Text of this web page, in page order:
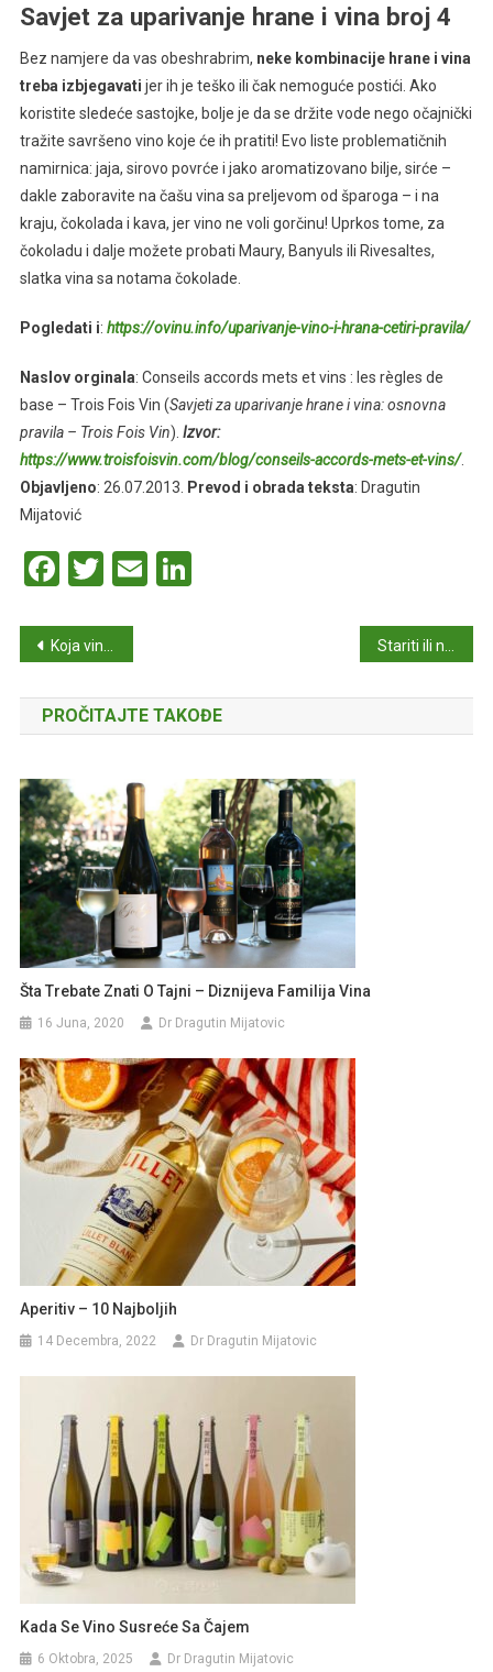
Savjet za uparivanje hrane i vina broj 4
Bez namjere da vas obeshrabrim, neke kombinacije hrane i vina
treba izbjegavati jer ih je teško ili čak nemoguće postići. Ako
koristite sledeće sastojke, bolje je da se držite vode nego očajnički
tražite savršeno vino koje će ih pratiti! Evo liste problematičnih
namirnica: jaja, sirovo povrće i jako aromatizovano bilje, sirće –
dakle zaboravite na čašu vina sa preljevom od šparoga – i na
kraju, čokolada i kava, jer vino ne voli gorčinu! Uprkos tome, za
čokoladu i dalje možete probati Maury, Banyuls ili Rivesaltes,
slatka vina sa notama čokolade.
Pogledati i: https://ovinu.info/uparivanje-vino-i-hrana-cetiri-pravila/
Naslov orginala: Conseils accords mets et vins : les règles de
base – Trois Fois Vin (Savjeti za uparivanje hrane i vina: osnovna
pravila – Trois Fois Vin). Izvor:
https://www.troisfoisvin.com/blog/conseils-accords-mets-et-vins/.
Objavljeno: 26.07.2013. Prevod i obrada teksta: Dragutin
Mijatović
Facebook
Twitter
Email
Navigacija
članaka
Koja vina kupiti za božićnu zabavu Stariti ili ne stariti
PROČITAJTE TAKOĐE
Šta Trebate Znati O Tajni – Diznijeva Familija Vina
16 Juna, 2020 Dr Dragutin Mijatovic
Aperitiv – 10 Najboljih
14 Decembra, 2022 Dr Dragutin Mijatovic
Kada Se Vino Susreće Sa Čajem
6 Oktobra, 2025 Dr Dragutin Mijatovic